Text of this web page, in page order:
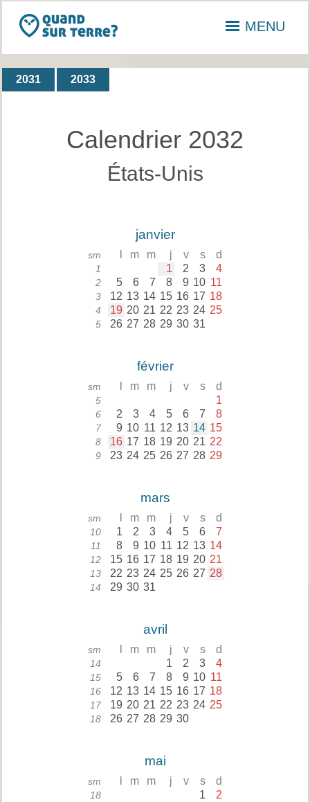
MENU
2031 2033
Calendrier 2032
États-Unis
janvier
sm m m j v s d
1 1 2 3 4
2 5 6 7 8 9 10 11
3 12 13 14 15 16 17 18
4 19 20 21 22 23 24 25
5 26 27 28 29 30 31
février
sm m m j v s d
5 1
6 2 3 4 5 6 7 8
7 9 10 11 12 13 14 15
8 16 17 18 19 20 21 22
9 23 24 25 26 27 28 29
mars
sm m m j v s d
10 1 2 3 4 5 6 7
11 8 9 10 11 12 13 14
12 15 16 17 18 19 20 21
13 22 23 24 25 26 27 28
14 29 30 31
avril
sm m m j v s d
14 1 2 3 4
15 5 6 7 8 9 10 11
16 12 13 14 15 16 17 18
17 19 20 21 22 23 24 25
18 26 27 28 29 30
mai
sm m m j v s d
18 1 2